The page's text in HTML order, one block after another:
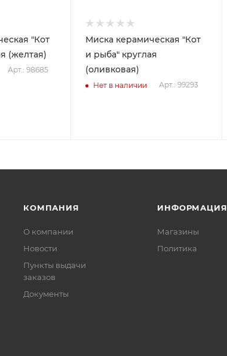
"Кот
(желтая)
Арт.: 98685
Миска керамическая "Кот
и рыба" круглая
(оливковая)
Нет в наличии Арт.: 99293
КОМПАНИЯ
О компании
Новости
Пункты выдачи
заказов
Документы
ИНФОРМАЦИЯ
Магазины
Политика